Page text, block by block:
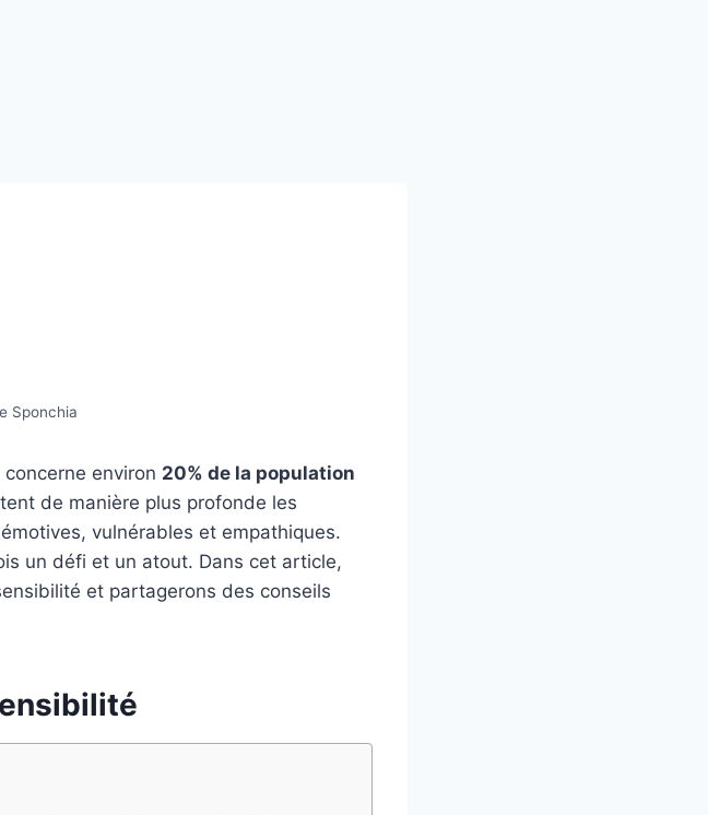
Sponchia
environ 20% de la population
de manière plus profonde les
vulnérables et empathiques.
un défi et un atout. Dans cet article,
et partagerons des conseils